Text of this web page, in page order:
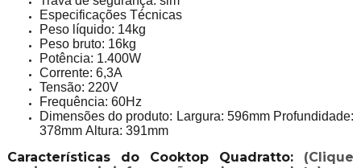
Especificações Técnicas
Peso líquido: 14kg
Peso bruto: 16kg
Potência: 1.400W
Corrente: 6,3A
Tensão: 220V
Frequência: 60Hz
Dimensões do produto: Largura: 596mm Profundidade:
378mm Altura: 391mm
Características do Cooktop Quadratto: (Clique